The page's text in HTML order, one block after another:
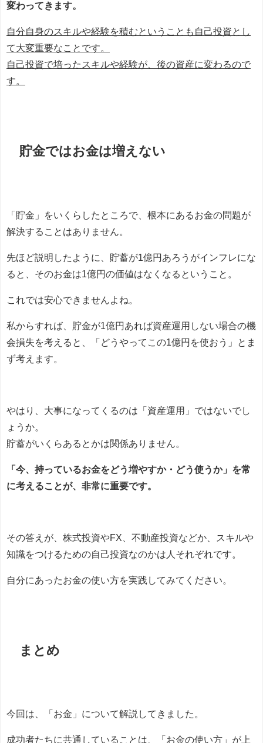
変わってきます。
自分自身のスキルや経験を積むということも自己投資とし
て大変重要なことです。
自己投資で培ったスキルや経験が、後の資産に変わるので
す。
貯金ではお金は増えない
「貯金」をいくらしたところで、根本にあるお金の問題が
解決することはありません。
先ほど説明したように、貯蓄が1億円あろうがインフレにな
ると、そのお金は1億円の価値はなくなるということ。
これでは安心できませんよね。
私からすれば、貯金が1億円あれば資産運用しない場合の機
会損失を考えると、「どうやってこの1億円を使おう」とま
ず考えます。
やはり、大事になってくるのは「資産運用」ではないでし
ょうか。
貯蓄がいくらあるとかは関係ありません。
「今、持っているお金をどう増やすか・どう使うか」を常
に考えることが、非常に重要です。
その答えが、株式投資やFX、不動産投資などか、スキルや
知識をつけるための自己投資なのかは人それぞれです。
自分にあったお金の使い方を実践してみてください。
まとめ
今回は、「お金」について解説してきました。
成功者たちに共通していることは、「お金の使い方」が上